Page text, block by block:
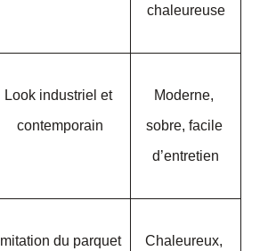
chaleureuse
Look industriel et
contemporain
Moderne,
sobre, facile
d’entretien
Imitation du parquet
Chaleureux,